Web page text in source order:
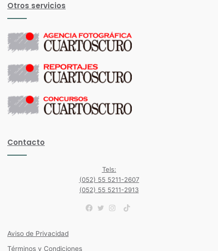
Otros servicios
Contacto
Tels:
(052) 55 5211-2607
(052) 55 5211-2913
TikTok
Aviso de Privacidad
Términos y Condiciones